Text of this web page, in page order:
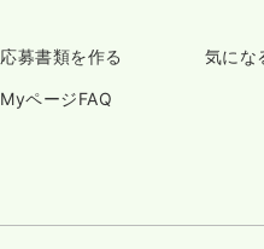
応募書類を作る 気にな
MyページFAQ